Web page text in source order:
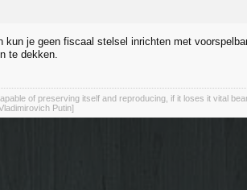
kun je geen fiscaal stelsel inrichten met
te dekken.
of preserving itself and reproducing, if it loses it vital
Putin]